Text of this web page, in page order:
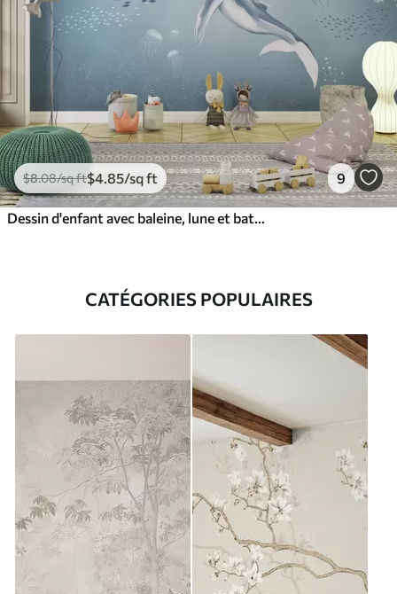
$8.08/sq ft$4.85/sq ft 9
Dessin d'enfant avec baleine, lune et bateau avec des enfants
CATÉGORIES POPULAIRES